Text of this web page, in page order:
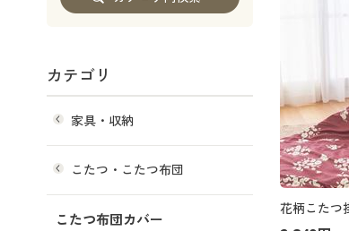
花柄こたつ
カテゴリ
家具・収納
こたつ・こたつ布団
こたつ布団カバー